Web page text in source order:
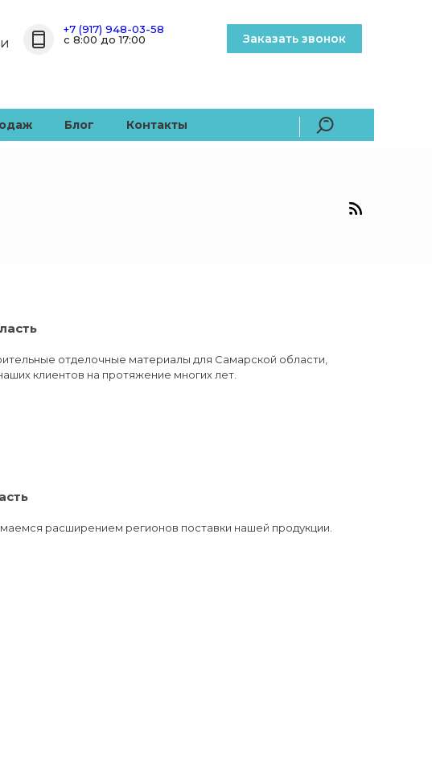
Блог Контакты
+7 (917) 948-03-58
c 8:00 до 17:00
Заказать звонок
отделочные материалы для Самарской области,
клиентов на протяжение многих лет.
расширением регионов поставки нашей продукции.